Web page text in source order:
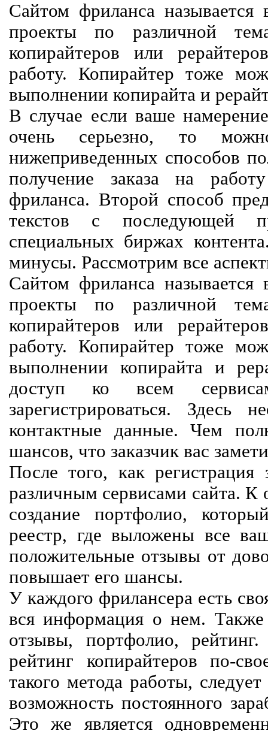
Сайтом фриланса называется
проекты по различной
копирайтеров или
работу. Копирайтер тоже
выполнении копирайта и
В случае если ваше
очень серьезно, то
нижеприведенных способов
получение заказа на
фриланса. Второй способ
текстов с последующей
специальных биржах
минусы. Рассмотрим все
Сайтом фриланса называется
проекты по различной
копирайтеров или
работу. Копирайтер тоже
выполнении копирайта и
доступ ко всем
зарегистрироваться. Здесь
контактные данные. Чем
шансов, что заказчик вас
После того, как регистрация
различным сервисами сайта. К
создание портфолио,
реестр, где выложены все
положительные отзывы от
повышает его шансы.
У каждого фрилансера есть
вся информация о нем. Также
отзывы, портфолио,
рейтинг копирайтеров по-
такого метода работы,
возможность постоянного
Это же является